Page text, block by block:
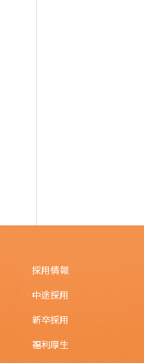
採用情報
中途採用
新卒採用
福利厚生